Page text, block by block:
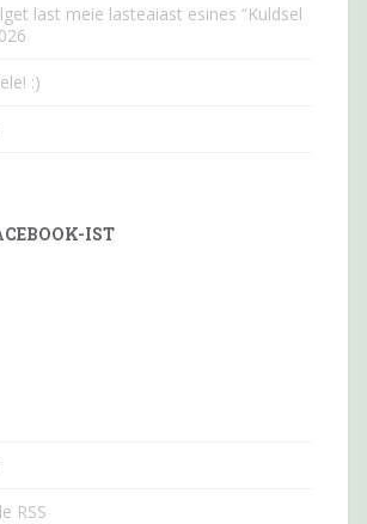
last meie lasteaiast esines “Kuldsel
:)
IST
RSS